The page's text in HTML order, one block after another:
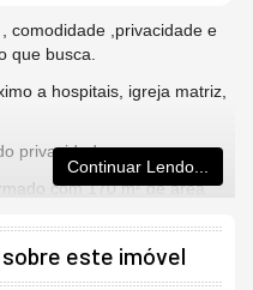
comodidade ,privacidade e
que busca.
a hospitais, igreja matriz,
privacidade
com 170 m² de área
Continuar Lendo...
este imóvel